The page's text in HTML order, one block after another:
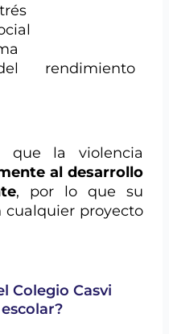
rendimiento
que la violencia
al desarrollo
, por lo que su
cualquier proyecto
Colegio Casvi